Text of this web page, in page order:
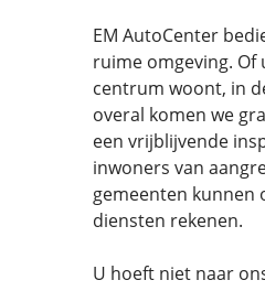
EM AutoCenter
ruime omgeving. Of
centrum woont, in
overal komen we
een vrijblijvende
inwoners van
gemeenten kunnen
diensten rekenen.
U hoeft niet naar